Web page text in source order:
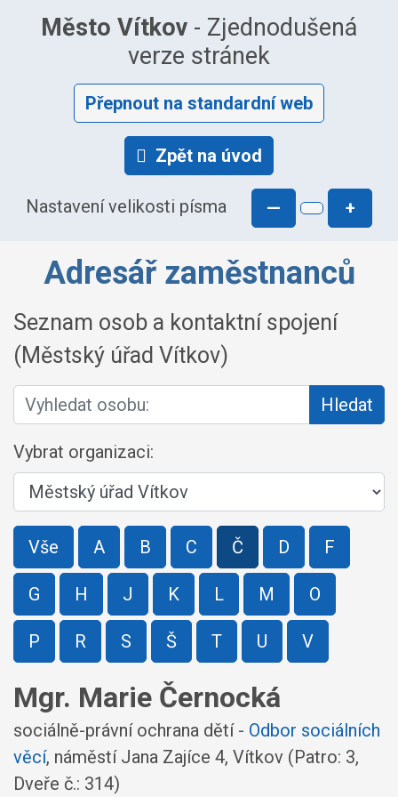
Město Vítkov - Zjednodušená
verze stránek
Přepnout na standardní web
Zpět na úvod
Nastavení velikosti písma — +
Adresář zaměstnanců
Seznam osob a kontaktní spojení
(Městský úřad Vítkov)
Vyhledat osobu: Hledat
Vybrat organizaci:
Vše A B C Č D F
G H J K L M O
P R S Š T U V
Mgr. Marie Černocká
sociálně-právní ochrana dětí - Odbor sociálních
věcí, náměstí Jana Zajíce 4, Vítkov (Patro: 3,
Dveře č.: 314)